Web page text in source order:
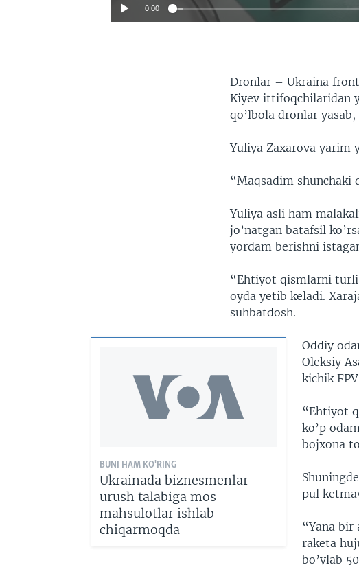
0:00
Dronlar – Ukraina
Kiyev ittifoqchilaridan
qo’lbola dronlar
Yuliya Zaxarova yarim
“Maqsadim shunchaki
Yuliya asli ham
jo’natgan batafsil
yordam berishni
“Ehtiyot qismlarni
oyda yetib keladi.
suhbatdosh.
BUNI HAM KO'RING
Ukrainada biznesmenlar
urush talabiga mos
mahsulotlar ishlab
chiqarmoqda
Oddiy
Oleksiy
kichik
“Ehtiyot
ko’p
bojxona
pul
“Yana
raketa
bo’ylab